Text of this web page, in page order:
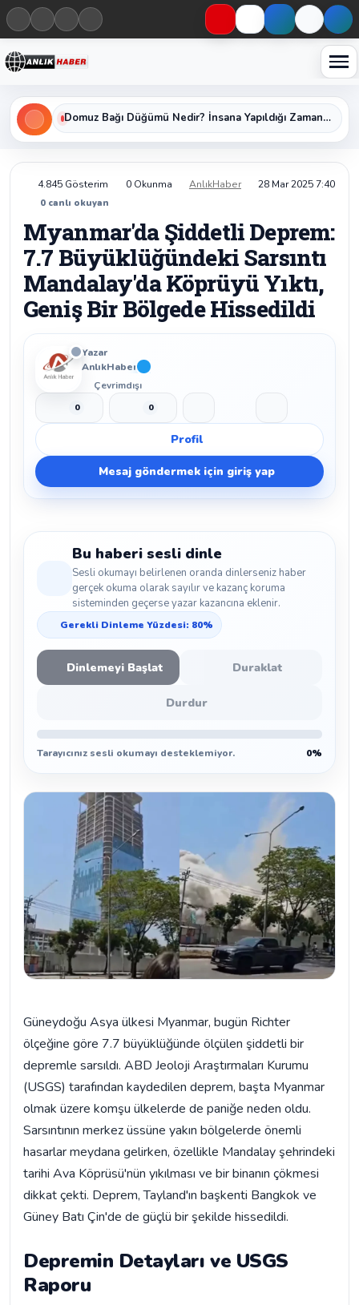
Haberleri keşfet
Domuz Bağı Düğümü Nedir? İnsana Yapıldığı Zaman Yavaş Yavaş Öldüren Ölümcül Düğümün Kan Donduran Gerçekleri
4.845 Gösterim 0 Okunma AnlıkHaber 28 Mar 2025 7:40
0canlı okuyan
Myanmar'da Şiddetli Deprem:
7.7 Büyüklüğündeki Sarsıntı
Mandalay'da Köprüyü Yıktı,
Geniş Bir Bölgede Hissedildi
Yazar
AnlıkHaber
Çevrimdışı
Beğen
0 Beğenmeme
0
Profil
Mesaj göndermek için giriş yap
Bu haberi sesli dinle
Sesli okumayı belirlenen oranda dinlerseniz haber
gerçek okuma olarak sayılır ve kazanç koruma
sisteminden geçerse yazar kazancına eklenir.
Gerekli Dinleme Yüzdesi: 80%
Dinlemeyi Başlat Duraklat
Durdur
Tarayıcınız sesli okumayı desteklemiyor. 0%
Güneydoğu Asya ülkesi Myanmar, bugün Richter
ölçeğine göre 7.7 büyüklüğünde ölçülen şiddetli bir
depremle sarsıldı. ABD Jeoloji Araştırmaları Kurumu
(USGS) tarafından kaydedilen deprem, başta Myanmar
olmak üzere komşu ülkelerde de paniğe neden oldu.
Sarsıntının merkez üssüne yakın bölgelerde önemli
hasarlar meydana gelirken, özellikle Mandalay şehrindeki
tarihi Ava Köprüsü'nün yıkılması ve bir binanın çökmesi
dikkat çekti. Deprem, Tayland'ın başkenti Bangkok ve
Güney Batı Çin'de de güçlü bir şekilde hissedildi.
Depremin Detayları ve USGS
Raporu